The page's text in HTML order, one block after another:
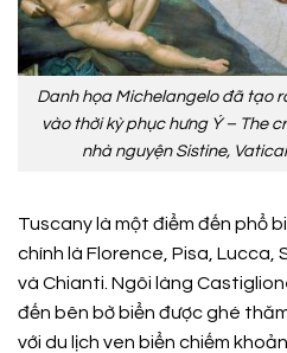
Danh họa Michelangelo đã tạo
vào thời kỳ phục hưng Ý – The
nhà nguyện Sistine,
Tuscany là một điểm đến phổ
chính là Florence, Pisa, Lucca,
và Chianti. Ngôi làng
đến bên bờ biển được ghé
với du lịch ven biển chiếm